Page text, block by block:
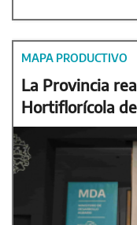
MAPA PRODUCTIVO
La Provincia
Hortiflorícola